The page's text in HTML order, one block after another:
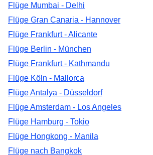
Flüge Mumbai - Delhi
Flüge Gran Canaria - Hannover
Flüge Frankfurt - Alicante
Flüge Berlin - München
Flüge Frankfurt - Kathmandu
Flüge Köln - Mallorca
Flüge Antalya - Düsseldorf
Flüge Amsterdam - Los Angeles
Flüge Hamburg - Tokio
Flüge Hongkong - Manila
Flüge nach Bangkok